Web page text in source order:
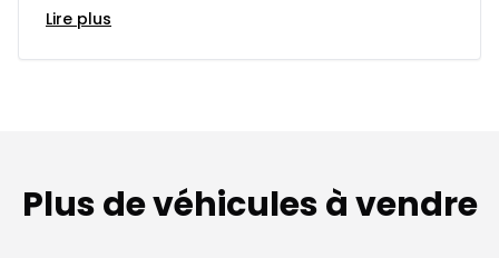
Lire plus
Plus de véhicules à vendre